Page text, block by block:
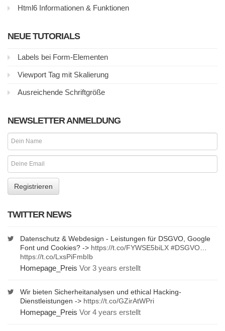
Html6 Informationen & Funktionen
NEUE TUTORIALS
Labels bei Form-Elementen
Viewport Tag mit Skalierung
Ausreichende Schriftgröße
NEWSLETTER ANMELDUNG
TWITTER NEWS
Datenschutz & Webdesign - Leistungen für DSGVO, Google
Font und Cookies? -> https://t.co/FYWSE5biLX #DSGVO
https://t.co/LxsPiFmbIb
Homepage_Preis Vor 3 years erstellt
Wir bieten Sicherheitanalysen und ethical Hacking-
Dienstleistungen -> https://t.co/GZirAtWPri
Homepage_Preis Vor 4 years erstellt